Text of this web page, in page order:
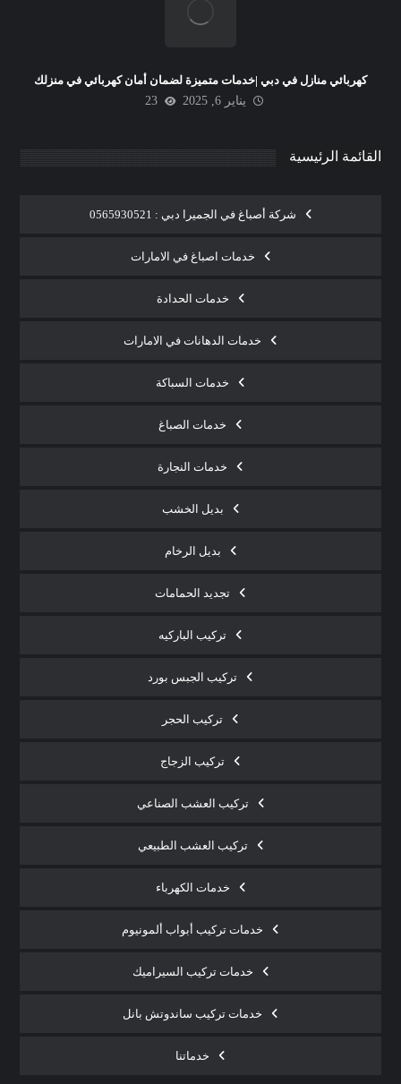
كهربائي منازل في دبي |خدمات متميزة لضمان أمان كهربائي في منزلك
يناير 6, 2025
23
القائمة الرئيسية
شركة أصباغ في الجميرا دبي : 0565930521
خدمات اصباغ في الامارات
خدمات الحدادة
خدمات الدهانات في الامارات
خدمات السباكة
خدمات الصباغ
خدمات النجارة
بديل الخشب
بديل الرخام
تجديد الحمامات
تركيب الباركيه
تركيب الجبس بورد
تركيب الحجر
تركيب الزجاج
تركيب العشب الصناعي
تركيب العشب الطبيعي
خدمات الكهرباء
خدمات تركيب أبواب ألمونيوم
خدمات تركيب السيراميك
خدمات تركيب ساندوتش بانل
خدماتنا